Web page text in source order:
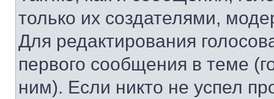
только их создателями,
Для редактирования
первого сообщения в теме
ним). Если никто не успел